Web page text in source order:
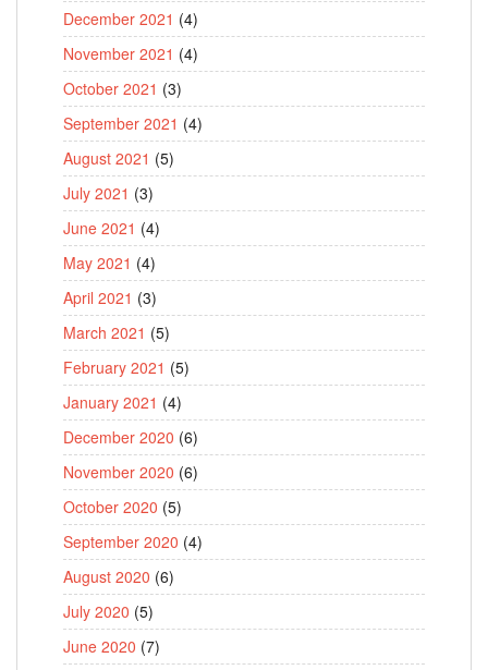
December 2021 (4)
November 2021 (4)
October 2021 (3)
September 2021 (4)
August 2021 (5)
July 2021 (3)
June 2021 (4)
May 2021 (4)
April 2021 (3)
March 2021 (5)
February 2021 (5)
January 2021 (4)
December 2020 (6)
November 2020 (6)
October 2020 (5)
September 2020 (4)
August 2020 (6)
July 2020 (5)
June 2020 (7)